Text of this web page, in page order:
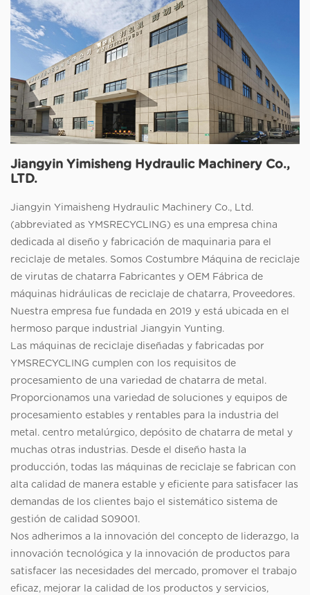
Jiangyin Yimisheng Hydraulic Machinery Co.,
LTD.
Jiangyin Yimaisheng Hydraulic Machinery Co., Ltd.
(abbreviated as YMSRECYCLING) es una empresa china
dedicada al diseño y fabricación de maquinaria para el
reciclaje de metales. Somos Costumbre Máquina de reciclaje
de virutas de chatarra Fabricantes y OEM Fábrica de
máquinas hidráulicas de reciclaje de chatarra, Proveedores.
Nuestra empresa fue fundada en 2019 y está ubicada en el
hermoso parque industrial Jiangyin Yunting.
Las máquinas de reciclaje diseñadas y fabricadas por
YMSRECYCLING cumplen con los requisitos de
procesamiento de una variedad de chatarra de metal.
Proporcionamos una variedad de soluciones y equipos de
procesamiento estables y rentables para la industria del
metal. centro metalúrgico, depósito de chatarra de metal y
muchas otras industrias. Desde el diseño hasta la
producción, todas las máquinas de reciclaje se fabrican con
alta calidad de manera estable y eficiente para satisfacer las
demandas de los clientes bajo el sistemático sistema de
gestión de calidad S09001.
Nos adherimos a la innovación del concepto de liderazgo, la
innovación tecnológica y la innovación de productos para
satisfacer las necesidades del mercado, promover el trabajo
eficaz, mejorar la calidad de los productos y servicios,